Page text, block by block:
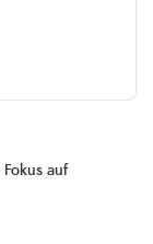
auf